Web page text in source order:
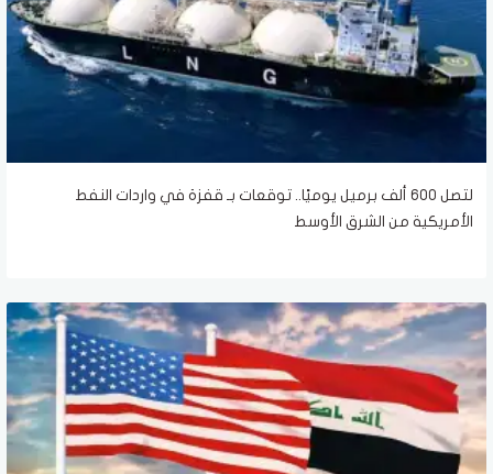
لتصل 600 ألف برميل يوميًا.. توقعات بـ قفزة في واردات النفط
الأمريكية من الشرق الأوسط